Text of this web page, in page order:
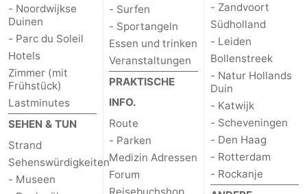
- Noordwijkse
Duinen
- Parc du Soleil
Hotels
Zimmer (mit
Frühstück)
Lastminutes
SEHEN & TUN
Strand
Sehenswürdigkeiten
- Museen
- Surfen
- Sportangeln
Essen und trinken
Veranstaltungen
PRAKTISCHE
INFO.
Route
- Parken
Medizin Adressen
Forum
- Zandvoort
Südholland
- Leiden
Bollenstreek
- Natur Hollands
Duin
- Katwijk
- Scheveningen
- Den Haag
- Rotterdam
- Rockanje